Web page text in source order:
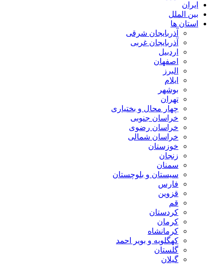
ایران
بین الملل
استان ها
آذربایجان شرقی
آذربایجان غربی
اردبیل
اصفهان
البرز
ایلام
بوشهر
تهران
چهار محال و بختیاری
خراسان جنوبی
خراسان رضوی
خراسان شمالی
خوزستان
زنجان
سمنان
سیستان و بلوچستان
فارس
قزوین
قم
کردستان
کرمان
کرمانشاه
کهگلویه و بویر احمد
گلستان
گیلان